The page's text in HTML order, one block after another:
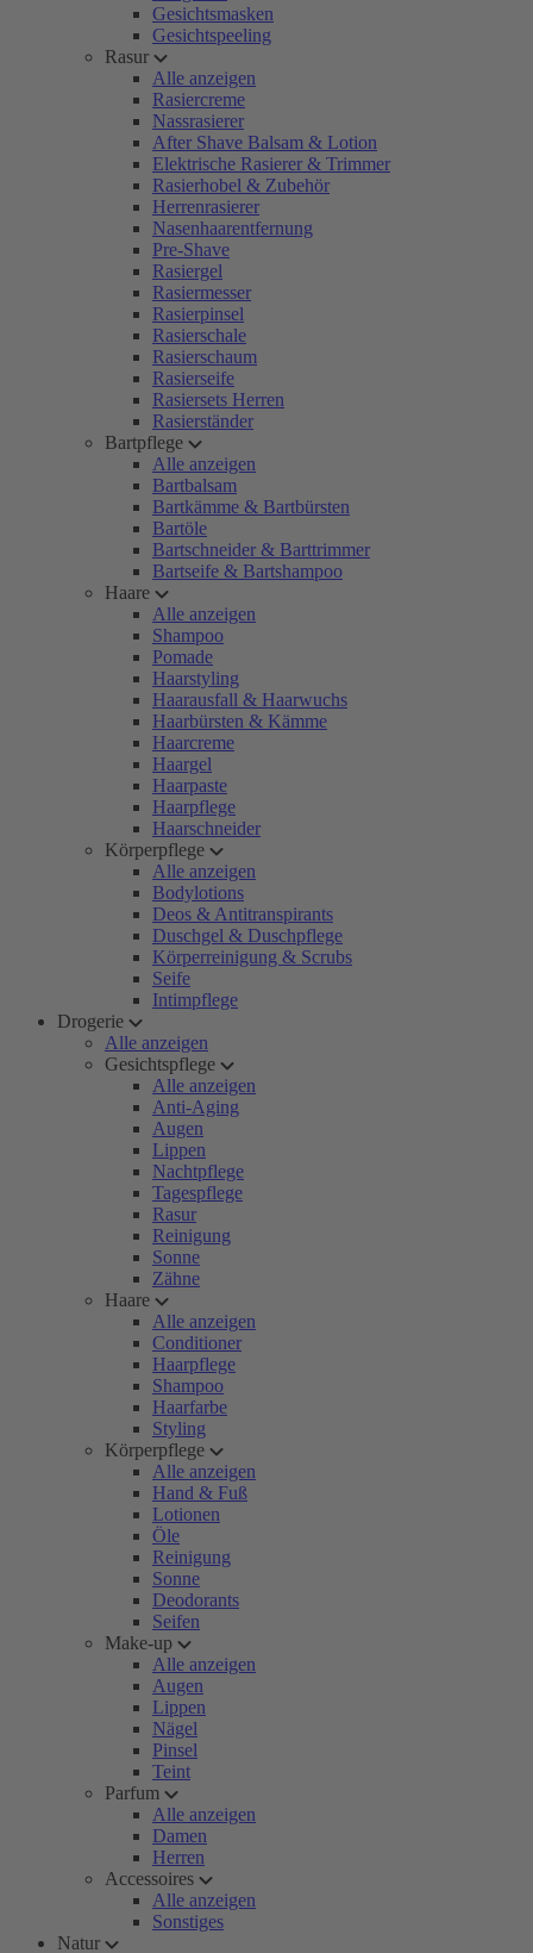
Gesichtsmasken
Gesichtspeeling
Rasur
Alle anzeigen
Rasiercreme
Nassrasierer
After Shave Balsam & Lotion
Elektrische Rasierer & Trimmer
Rasierhobel & Zubehör
Herrenrasierer
Nasenhaarentfernung
Pre-Shave
Rasiergel
Rasiermesser
Rasierpinsel
Rasierschale
Rasierschaum
Rasierseife
Rasiersets Herren
Rasierständer
Bartpflege
Alle anzeigen
Bartbalsam
Bartkämme & Bartbürsten
Bartöle
Bartschneider & Barttrimmer
Bartseife & Bartshampoo
Haare
Alle anzeigen
Shampoo
Pomade
Haarstyling
Haarausfall & Haarwuchs
Haarbürsten & Kämme
Haarcreme
Haargel
Haarpaste
Haarpflege
Haarschneider
Körperpflege
Alle anzeigen
Bodylotions
Deos & Antitranspirants
Duschgel & Duschpflege
Körperreinigung & Scrubs
Seife
Intimpflege
Drogerie
Alle anzeigen
Gesichtspflege
Alle anzeigen
Anti-Aging
Augen
Lippen
Nachtpflege
Tagespflege
Rasur
Reinigung
Sonne
Zähne
Haare
Alle anzeigen
Conditioner
Haarpflege
Shampoo
Haarfarbe
Styling
Körperpflege
Alle anzeigen
Hand & Fuß
Lotionen
Öle
Reinigung
Sonne
Deodorants
Seifen
Make-up
Alle anzeigen
Augen
Lippen
Nägel
Pinsel
Teint
Parfum
Alle anzeigen
Damen
Herren
Accessoires
Alle anzeigen
Sonstiges
Natur